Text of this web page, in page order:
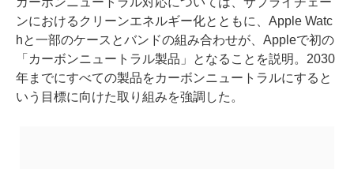
ンにおけるクリーンエネルギー化とともに、Apple Watc
hと一部のケースとバンドの組み合わせが、Appleで初の
「カーボンニュートラル製品」となることを説明。2030
年までにすべての製品をカーボンニュートラルにすると
いう目標に向けた取り組みを強調した。